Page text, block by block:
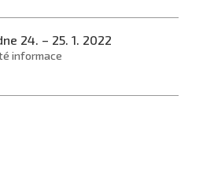
24. – 25. 1. 2022
informace